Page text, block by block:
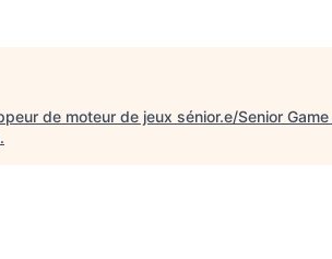
de moteur de jeux sénior.e/Senior Game
.